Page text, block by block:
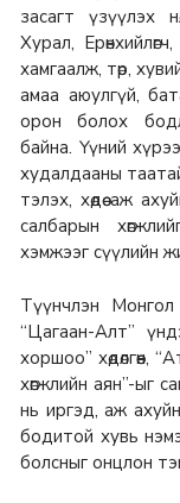
засагт үзүүлэх
Хурал,
хамгаалж, төр,
амаа аюулгүй,
орон болох
байна. Үүний
худалдааны
тэлэх, хөдөө аж
салбарын
хэмжээг сүүлийн
Түүнчлэн Монгол
“Цагаан-Алт”
хоршоо”
хөгжлийн аян”-ыг
нь иргэд, аж
бодитой хувь
болсныг онцлон